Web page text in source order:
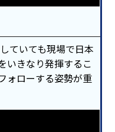
ていても現場で日本
いきなり発揮するこ
ォローする姿勢が重